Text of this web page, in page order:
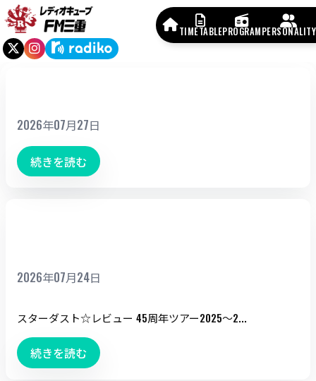
TIMETABLEPROGRAMPERSONALITY
2026年07月27日
続きを読む
2026年07月24日
スターダスト☆レビュー 45周年ツアー2025～2...
続きを読む